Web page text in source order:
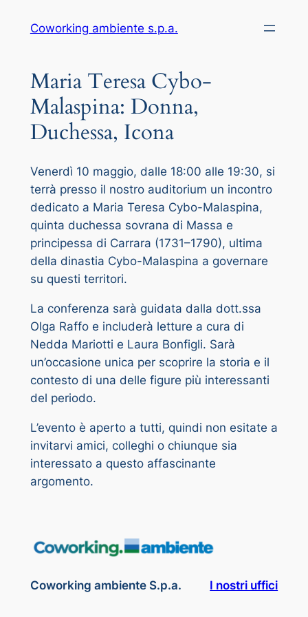
Coworking ambiente s.p.a.
Maria Teresa Cybo-
Malaspina: Donna,
Duchessa, Icona
Venerdì 10 maggio, dalle 18:00 alle 19:30, si
terrà presso il nostro auditorium un incontro
dedicato a Maria Teresa Cybo-Malaspina,
quinta duchessa sovrana di Massa e
principessa di Carrara (1731–1790), ultima
della dinastia Cybo-Malaspina a governare
su questi territori.
La conferenza sarà guidata dalla dott.ssa
Olga Raffo e includerà letture a cura di
Nedda Mariotti e Laura Bonfigli. Sarà
un’occasione unica per scoprire la storia e il
contesto di una delle figure più interessanti
del periodo.
L’evento è aperto a tutti, quindi non esitate a
invitarvi amici, colleghi o chiunque sia
interessato a questo affascinante
argomento.
Coworking ambiente S.p.a. I nostri uffici